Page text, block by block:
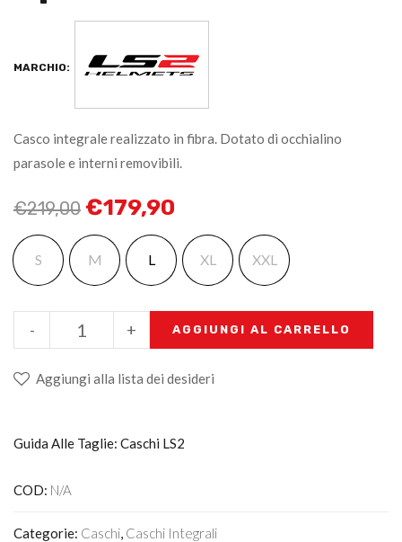
MARCHIO:
Casco integrale realizzato in fibra. Dotato di occhialino
parasole e interni removibili.
€219,00 €179,90
S M L XL XXL
+
- AGGIUNGI AL CARRELLO
Aggiungi alla lista dei desideri
Guida Alle Taglie: Caschi LS2
COD: N/A
Categorie: Caschi, Caschi Integrali